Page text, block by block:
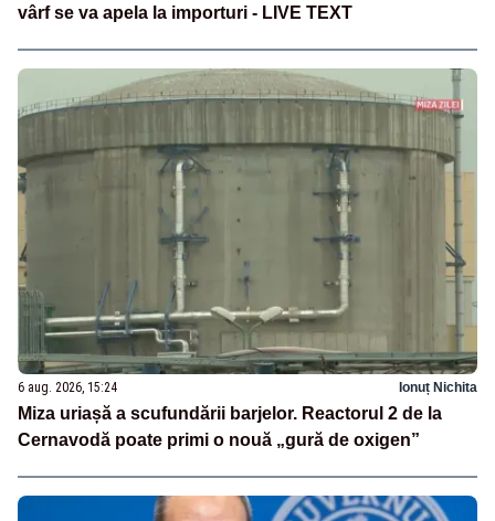
vârf se va apela la importuri - LIVE TEXT
6 aug. 2026, 15:24 Ionuț Nichita
Miza uriașă a scufundării barjelor. Reactorul 2 de la
Cernavodă poate primi o nouă „gură de oxigen”